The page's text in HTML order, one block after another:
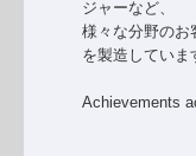
ジャーなど、
様々な分野のお
を製造していま
Achievements